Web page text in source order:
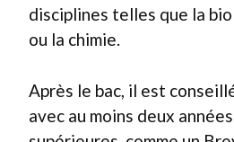
disciplines telles que la
ou la chimie.
Après le bac, il est
avec au moins deux